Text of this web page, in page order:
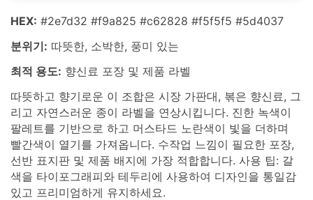
HEX: #2e7d32 #f9a825 #c62828 #f5f5f5 #5d4037
분위기: 따뜻한, 소박한, 풍미 있는
최적 용도: 향신료 포장 및 제품 라벨
따뜻하고 향기로운 이 조합은 시장 가판대, 볶은 향신료, 그
리고 자연스러운 종이 라벨을 연상시킵니다. 진한 녹색이
팔레트를 기반으로 하고 머스타드 노란색이 빛을 더하며
빨간색이 열기를 가져옵니다. 수작업 느낌이 필요한 포장,
선반 표지판 및 제품 배지에 가장 적합합니다. 사용 팁: 갈
색을 타이포그래피와 테두리에 사용하여 디자인을 통일감
있고 프리미엄하게 유지하세요.